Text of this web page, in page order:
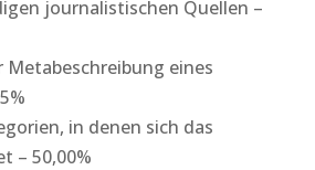
journalistischen Quellen –
Metabeschreibung eines
in denen sich das
– 50,00%